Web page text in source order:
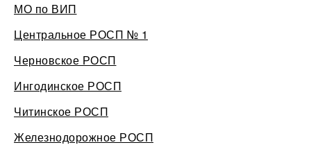
МО по ВИП
Центральное РОСП № 1
Черновское РОСП
Ингодинское РОСП
Читинское РОСП
Железнодорожное РОСП